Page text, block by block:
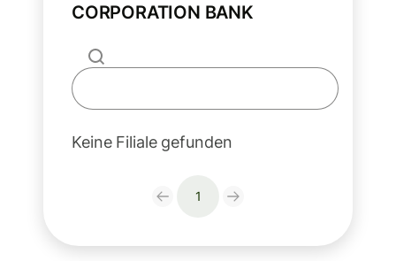
CORPORATION BANK
Keine Filiale gefunden
1